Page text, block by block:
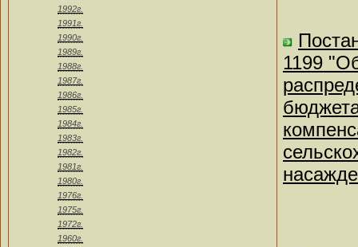
1992г.
1991г.
1990г.
1989г.
1988г.
1987г.
1986г.
1985г.
1984г.
1983г.
1982г.
1981г.
1980г.
1976г.
1975г.
1972г.
1960г.
1199